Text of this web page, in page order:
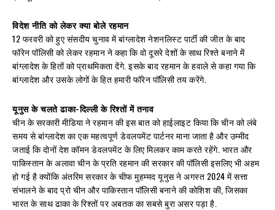
विदेश नीति को लेकर क्या बोले रहमान
12 फरवरी को हुए संसदीय चुनाव में बांग्लादेश नेशनलिस्ट पार्टी की जीत के बाद
फॉरेन पॉलिसी को लेकर रहमान ने कहा कि वो दूसरे देशों के साथ रिश्ते बनाने में
बांग्लादेश के हितों को प्राथमिकता देंगे. इसके बाद रहमान के हवाले से कहा गया कि
बांग्लादेश और उसके लोगों के हित हमारी फॉरेन पॉलिसी तय करेंगे.
यूनुस के चलते ढाका-दिल्ली के रिश्तों में तनाव
चीन के सरकारी मीडिया ने रहमान की इस बात को हाईलाइट किया कि चीन को लंबे
समय से बांग्लादेश का एक महत्वपूर्ण डेवलपमेंट पार्टनर माना जाता है और उम्मीद
जताई कि दोनों देश कॉमन डेवलपमेंट के लिए मिलकर काम करते रहेंगे. भारत और
पाकिस्तान के अलावा चीन के प्रति रहमान की सरकार की पॉलिसी इसलिए भी अहम
हो गई है क्योंकि अंतरिम सरकार के चीफ मुहम्मद यूनुस ने अगस्त 2024 में सत्ता
संभालने के बाद प्रो चीन और पाकिस्तान पॉलिसी बनाने की कोशिश की, जिसका
भारत के साथ ढाका के रिश्तों पर अबतक का सबसे बुरा असर पड़ा है.